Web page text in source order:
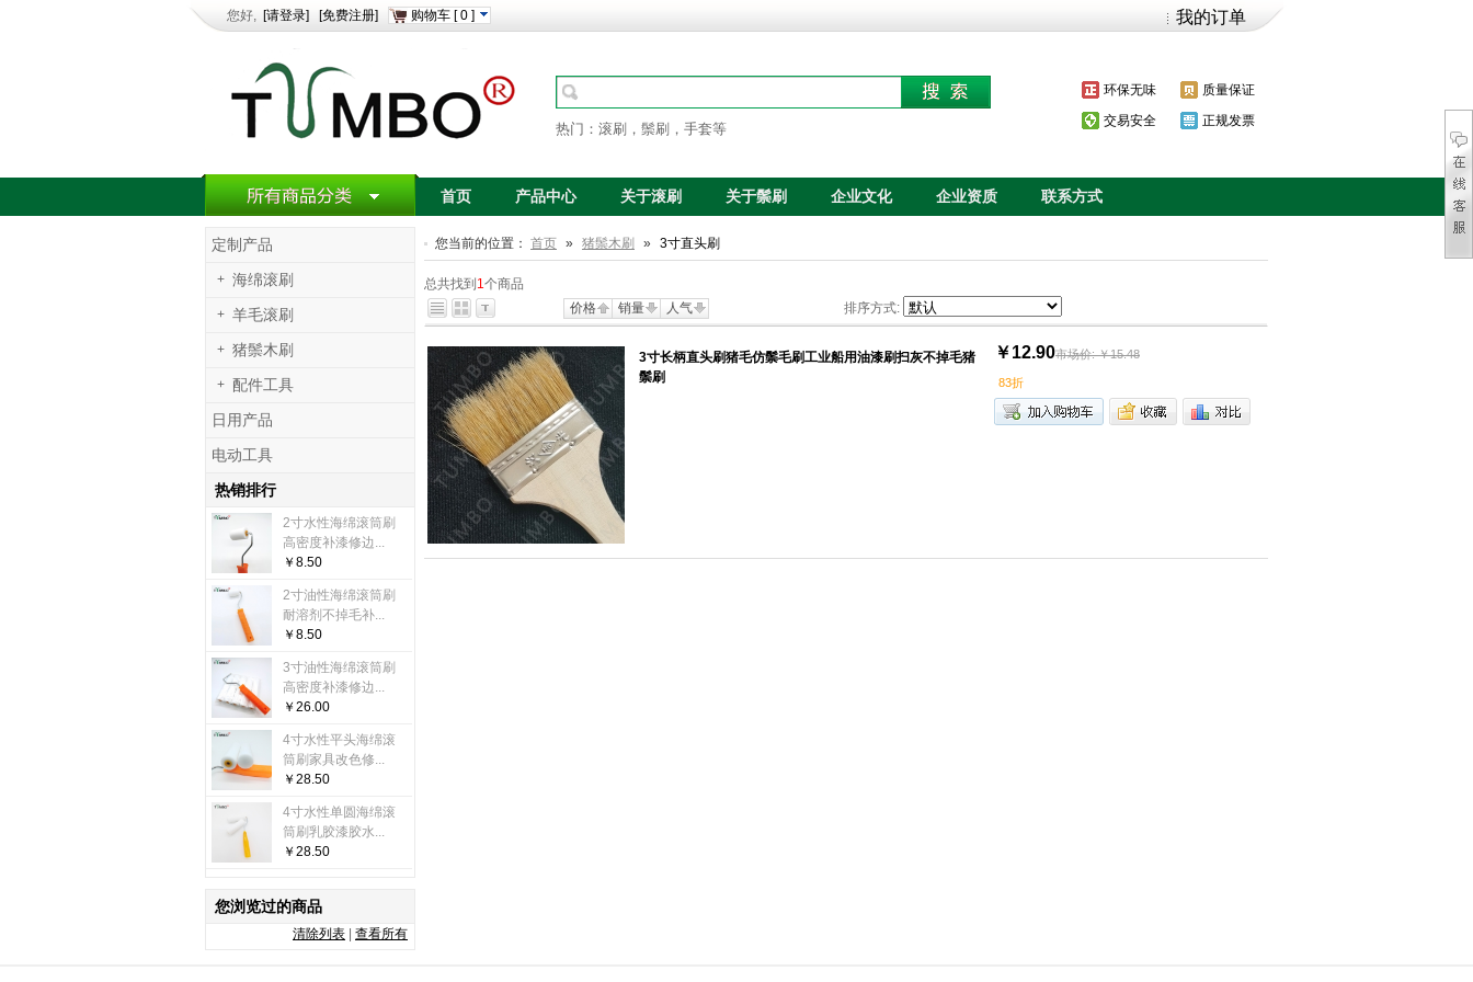
我的订单
您好, [请登录] [免费注册] 购物车 [ 0 ]
热门：滚刷，鬃刷，手套等
环保无味
质量保证
交易安全
正规发票
首页 产品中心 关于滚刷 关于鬃刷 企业文化 企业资质 联系方式
您当前的位置： 首页 » 猪鬃木刷 » 3寸直头刷
总共找到 1个商品
价格
销量 人气 排序方式:
3寸长柄直头刷猪毛仿鬃毛刷工业船用油漆刷扫灰不掉毛猪
鬃刷
￥12.90市场价: ￥15.48
83折
定制产品
+ 海绵滚刷
+ 羊毛滚刷
+ 猪鬃木刷
+ 配件工具
日用产品
电动工具
热销排行
2寸水性海绵滚筒刷
高密度补漆修边...
￥8.50
2寸油性海绵滚筒刷
耐溶剂不掉毛补...
￥8.50
3寸油性海绵滚筒刷
高密度补漆修边...
￥26.00
4寸水性平头海绵滚
筒刷家具改色修...
￥28.50
4寸水性单圆海绵滚
筒刷乳胶漆胶水...
￥28.50
您浏览过的商品
清除列表 查看所有